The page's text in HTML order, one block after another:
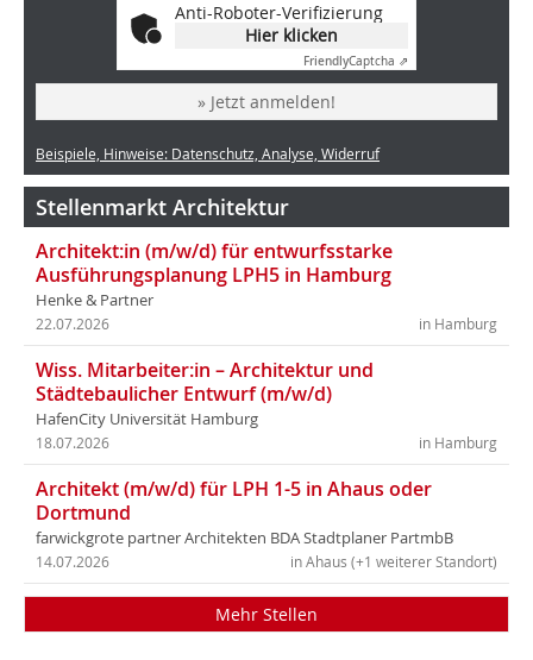
Anti-Roboter-Verifizierung
Hier klicken
FriendlyCaptcha ⇗
» Jetzt anmelden!
Beispiele, Hinweise: Datenschutz, Analyse, Widerruf
Stellenmarkt Architektur
Architekt:in (m/w/d) für entwurfsstarke
Ausführungsplanung LPH5 in Hamburg
Henke & Partner
in Hamburg
22.07.2026
Wiss. Mitarbeiter:in – Architektur und
Städtebaulicher Entwurf (m/w/d)
HafenCity Universität Hamburg
in Hamburg
18.07.2026
Architekt (m/w/d) für LPH 1-5 in Ahaus oder
Dortmund
farwickgrote partner Architekten BDA Stadtplaner PartmbB
in Ahaus (+1 weiterer Standort)
14.07.2026
Mehr Stellen